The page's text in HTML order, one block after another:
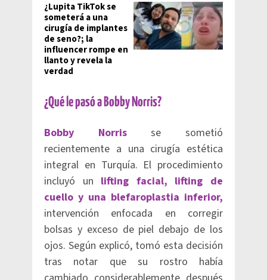
¿Lupita TikTok se
someterá a una
cirugía de implantes
de seno?; la
influencer rompe en
llanto y revela la
verdad
¿Qué le pasó a Bobby Norris?
Bobby Norrisse sometió
recientemente a una cirugía estética
integral en Turquía. El procedimiento
incluyó un lifting facial, lifting de
cuello y una blefaroplastia inferior,
intervención enfocada en corregir
bolsas y exceso de piel debajo de los
ojos. Según explicó, tomó esta decisión
tras notar que su rostro había